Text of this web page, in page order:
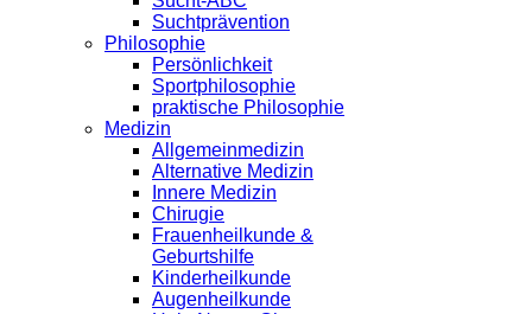
Suchtprävention
Philosophie
Persönlichkeit
Sportphilosophie
praktische Philosophie
Medizin
Allgemeinmedizin
Alternative Medizin
Innere Medizin
Chirugie
Frauenheilkunde &
Geburtshilfe
Kinderheilkunde
Augenheilkunde